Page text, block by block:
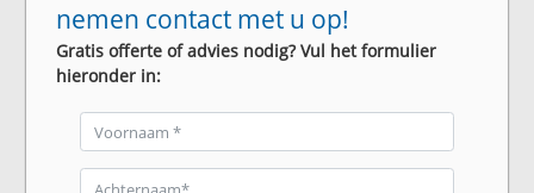
nemen contact met u op!
Gratis offerte of advies nodig? Vul het formulier
hieronder in: